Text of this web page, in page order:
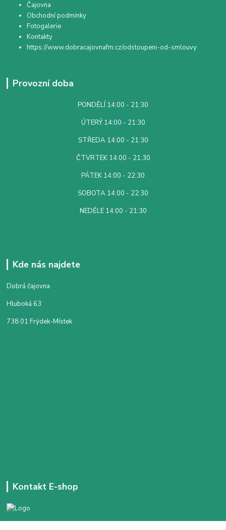
Čajovna
Obchodní podmínky
Fotogalerie
Kontakty
https://www.dobracajovnafm.cz/odstoupeni-od-smlouvy
Provozní doba
PONDĚLÍ 14:00 - 21:30
ÚTERÝ 14:00 - 21:30
STŘEDA 14:00 - 21:30
ČTVRTEK 14:00 - 21:30
PÁTEK 14:00 - 22:30
SOBOTA 14:00 - 22:30
NEDĚLE 14:00 - 21:30
Kde nás najdete
Dobrá čajovna
Hluboká 63
738 01 Frýdek-Místek
Kontakt E-shop